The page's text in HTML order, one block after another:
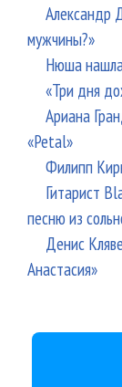
Александр
мужчины?»
Нюша
«Три дня
Ариана
«Petal»
Филипп
Гитарист
песню из
Денис
Анастасия»